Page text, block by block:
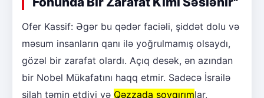
Ofer Kassif: Əgər bu qədər faciəli, şiddət dolu və
məsum insanların qanı ilə yoğrulmamış olsaydı,
gözəl bir zarafat olardı. Açıq desək, ən azından
bir Nobel Mükafatını haqq etmir. Sadəcə İsrailə
silah təmin etdiyi və Qəzzada soyqırımlar,